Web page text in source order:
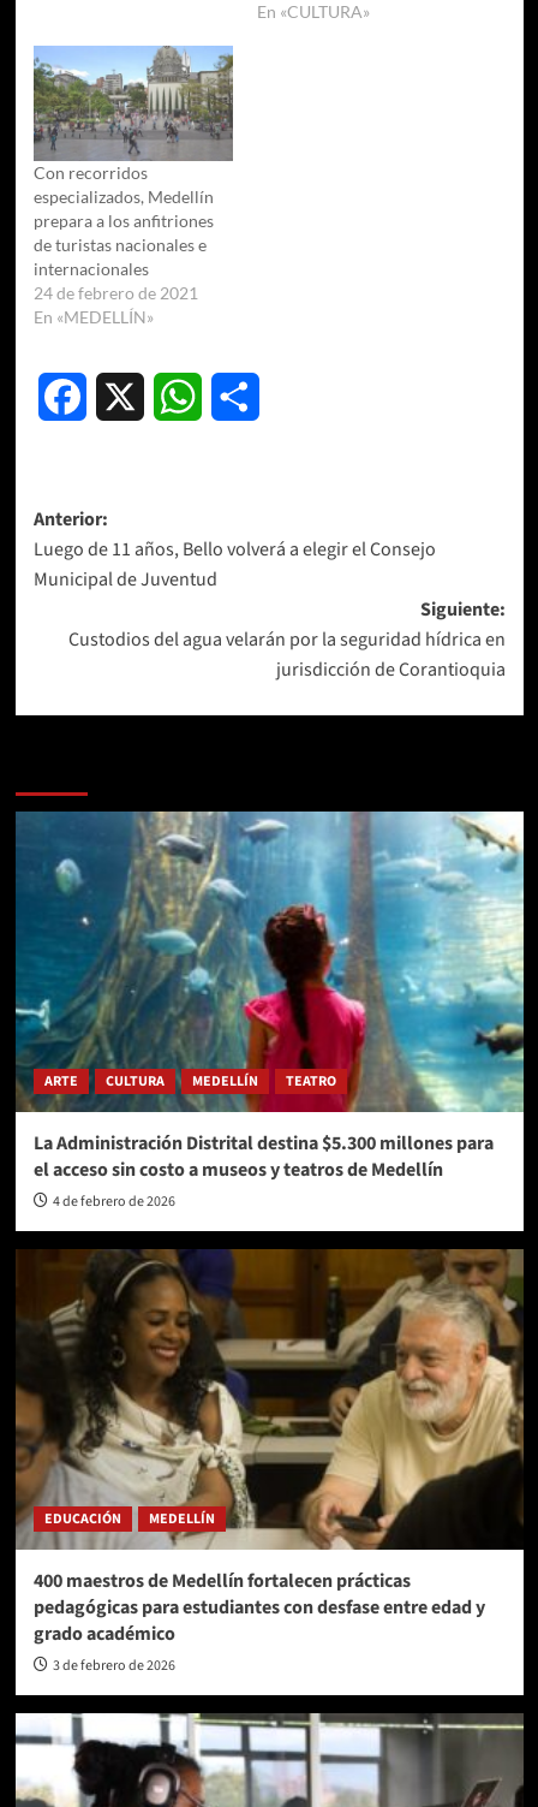
En «CULTURA»
Con recorridos
especializados, Medellín
prepara a los anfitriones
de turistas nacionales e
internacionales
24 de febrero de 2021
En «MEDELLÍN»
Facebook WhatsApp
Navegación
de
entradas
Anterior:
Luego de 11 años, Bello volverá a elegir el Consejo
Municipal de Juventud
Siguiente:
Custodios del agua velarán por la seguridad hídrica en
jurisdicción de Corantioquia
ARTE CULTURA MEDELLÍN TEATRO
La Administración Distrital destina $5.300 millones para
el acceso sin costo a museos y teatros de Medellín
4 de febrero de 2026
EDUCACIÓN MEDELLÍN
400 maestros de Medellín fortalecen prácticas
pedagógicas para estudiantes con desfase entre edad y
grado académico
3 de febrero de 2026